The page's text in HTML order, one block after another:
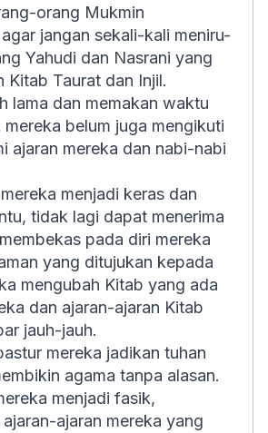
orang Mukmin
jangan sekali-kali meniru-
Yahudi dan Nasrani yang
Kitab Taurat dan Injil.
lama dan memakan waktu
belum juga mengikuti
ajaran mereka dan nabi-nabi
menjadi keras dan
tidak lagi dapat menerima
pada diri mereka
yang ditujukan kepada
mengubah Kitab yang ada
dan ajaran-ajaran Kitab
jauh-jauh.
mereka jadikan tuhan
agama tanpa alasan.
menjadi fasik,
ajaran mereka yang